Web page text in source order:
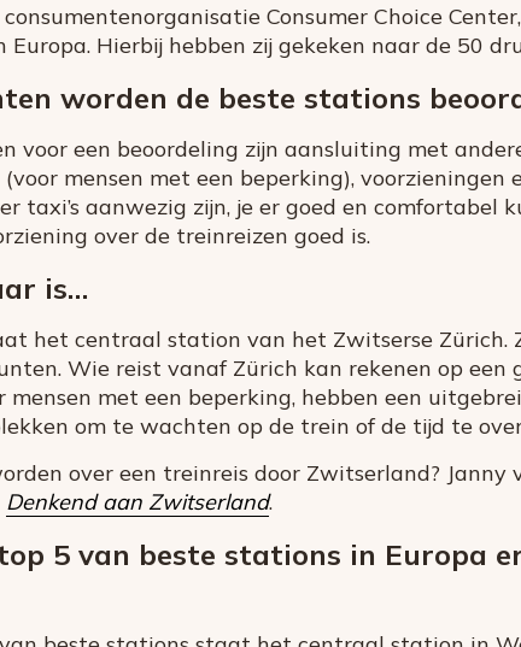
Consumer Choice
Hierbij hebben zij gekeken naar de 50
worden de beste stations
voor een beoordeling zijn aansluiting met
mensen met een beperking), voorzieningen
taxi’s aanwezig zijn, je er goed en
over de treinreizen goed is.
is…
het centraal station van het Zwitserse Zürich.
Wie reist vanaf Zürich kan rekenen op een
mensen met een beperking, hebben een
om te wachten op de trein of de tijd te
over een treinreis door Zwitserland? Janny
Denkend aan Zwitserland.
5 van beste stations in Europa